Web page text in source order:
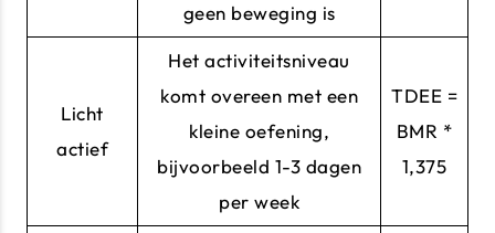
geen beweging is
Licht
actief
Het activiteitsniveau
komt overeen met een
kleine oefening,
bijvoorbeeld 1-3 dagen
per week
TDEE =
BMR *
1,375